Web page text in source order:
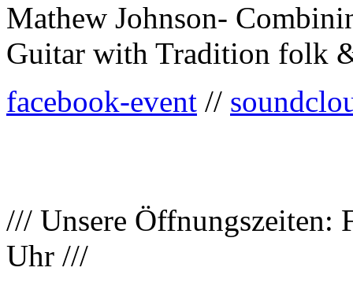
Mathew Johnson-
Guitar with Tradition folk
facebook-event //
/// Unsere Öffnungszeiten:
Uhr ///